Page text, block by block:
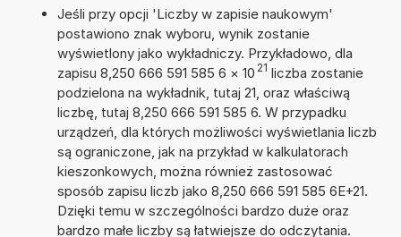
Jeśli przy opcji 'Liczby w zapisie naukowym'
postawiono znak wyboru, wynik zostanie
wyświetlony jako wykładniczy. Przykładowo, dla
zapisu 8,250 666 591 585 6 × 10 21 liczba zostanie
podzielona na wykładnik, tutaj 21, oraz właściwą
liczbę, tutaj 8,250 666 591 585 6. W przypadku
urządzeń, dla których możliwości wyświetlania liczb
są ograniczone, jak na przykład w kalkulatorach
kieszonkowych, można również zastosować
sposób zapisu liczb jako 8,250 666 591 585 6E+21.
Dzięki temu w szczególności bardzo duże oraz
bardzo małe liczby są łatwiejsze do odczytania.